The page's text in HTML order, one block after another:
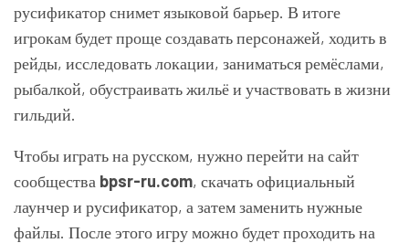
русификатор снимет языковой барьер. В итоге
игрокам будет проще создавать персонажей, ходить в
рейды, исследовать локации, заниматься ремёслами,
рыбалкой, обустраивать жильё и участвовать в жизни
гильдий.
Чтобы играть на русском, нужно перейти на сайт
сообщества bpsr-ru.com, скачать официальный
лаунчер и русификатор, а затем заменить нужные
файлы. После этого игру можно будет проходить на